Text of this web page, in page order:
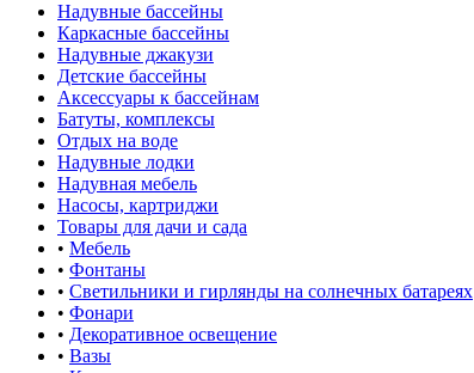
Надувные бассейны
Каркасные бассейны
Надувные джакузи
Детские бассейны
Аксессуары к бассейнам
Батуты, комплексы
Отдых на воде
Надувные лодки
Надувная мебель
Насосы, картриджи
Товары для дачи и сада
• Мебель
• Фонтаны
• Светильники и гирлянды на солнечных батареях
• Фонари
• Декоративное освещение
• Вазы